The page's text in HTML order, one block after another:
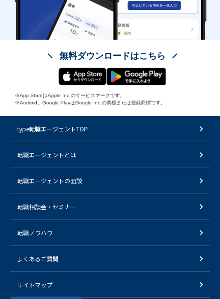
無料ダウンロードはこちら
※App StoreはApple Inc.のサービスマークです。
※Android、Google PlayはGoogle Inc.の商標または登録商標です。
type転職エージェントTOP
転職エージェントとは
転職エージェントの面談
転職相談会・セミナー
転職ノウハウ
よくあるご質問
サイトマップ